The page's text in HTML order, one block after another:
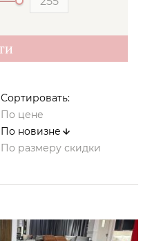
Сортировать:
По цене
По новизне
По размеру скидки